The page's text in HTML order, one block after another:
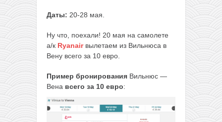
Даты: 20-28 мая.
Ну что, поехали! 20 мая на самолете
а/к Ryanairвылетаем из Вильнюса в
Вену всего за 10 евро.
Пример бронирования Вильнюс —
Вена всего за 10 евро: